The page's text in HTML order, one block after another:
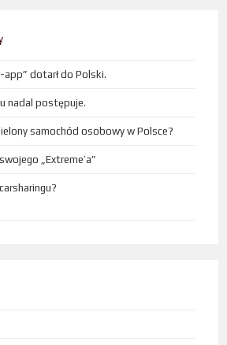
app” dotarł do Polski.
nadal postępuje.
samochód osobowy w Polsce?
„Extreme’a”